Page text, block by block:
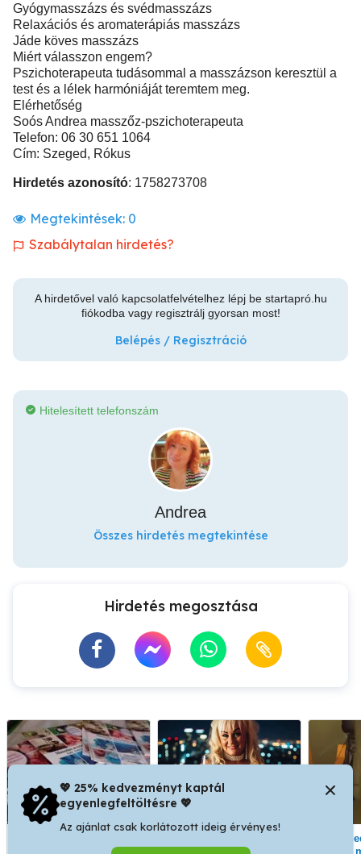
Gyógymasszázs és svédmasszázs
Relaxációs és aromaterápiás masszázs
Jáde köves masszázs
Miért válasszon engem?
Pszichoterapeuta tudásommal a masszázson keresztül a
test és a lélek harmóniáját teremtem meg.
Elérhetőség
Soós Andrea masszőz-pszichoterapeuta
Telefon: 06 30 651 1064
Cím: Szeged, Rókus
Hirdetés azonosító: 1758273708
Megtekintések: 0
Szabálytalan hirdetés?
A hirdetővel való kapcsolatfelvételhez lépj be startapró.hu
fiókodba vagy regisztrálj gyorsan most!
Belépés / Regisztráció
Hitelesített telefonszám
Andrea
Összes hirdetés megtekintése
Hirdetés megosztása
Szegeden!)
💖 25% kedvezményt kaptál
egyenlegfeltöltésre 💖
Az ajánlat csak korlátozott ideig érvényes!